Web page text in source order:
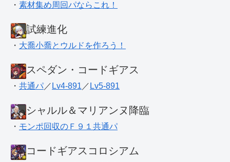
・ 素材集め周回パならこれ！
試練進化
・ 大喬小喬とウルドを作ろう！
スペダン・コードギアス
・ 共通パ ／ Lv4-891 ／ Lv5-891
シャルル＆マリアンヌ降臨
・ モンポ回収のＦ９１共通パ
コードギアスコロシアム